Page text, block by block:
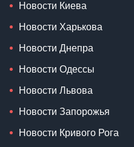
Новости Киева
Новости Харькова
Новости Днепра
Новости Одессы
Новости Львова
Новости Запорожья
Новости Кривого Рога